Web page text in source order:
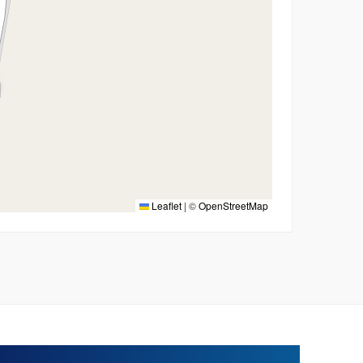
Leaflet | ©OpenStreetMap